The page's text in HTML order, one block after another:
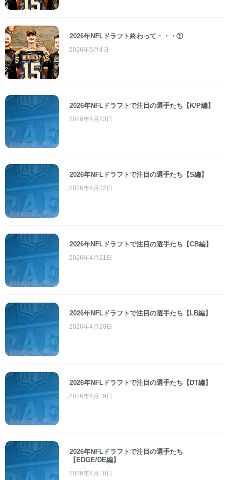
2026年NFLドラフト終わって・・・①
2026年5月4日
2026年NFLドラフトで注目の選手たち【K/P編】
2026年4月23日
2026年NFLドラフトで注目の選手たち【S編】
2026年4月22日
2026年NFLドラフトで注目の選手たち【CB編】
2026年4月21日
2026年NFLドラフトで注目の選手たち【LB編】
2026年4月20日
2026年NFLドラフトで注目の選手たち【DT編】
2026年4月19日
2026年NFLドラフトで注目の選手たち
【EDGE/DE編】
2026年4月18日